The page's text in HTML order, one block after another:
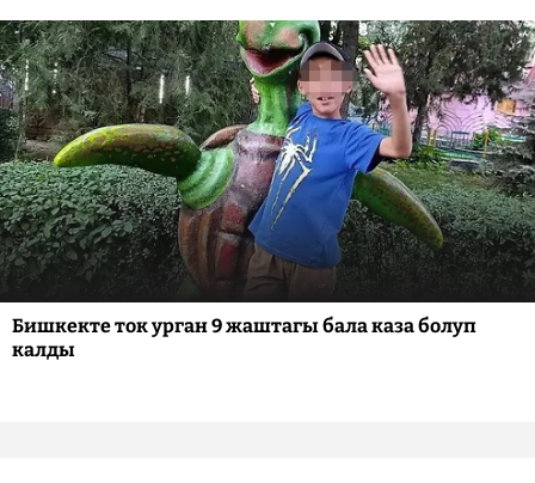
Бишкекте ток урган 9 жаштагы бала каза болуп
калды